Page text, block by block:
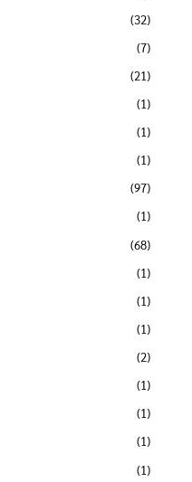
(32)
(7)
(21)
(1)
(1)
(1)
(97)
(1)
(68)
(1)
(1)
(1)
(2)
(1)
(1)
(1)
(1)